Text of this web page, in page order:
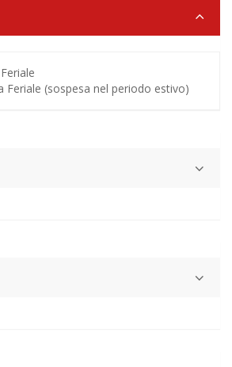
Feriale (sospesa nel periodo estivo)